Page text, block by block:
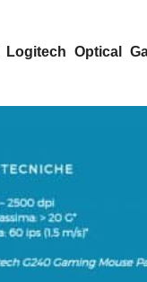
Logitech Optical